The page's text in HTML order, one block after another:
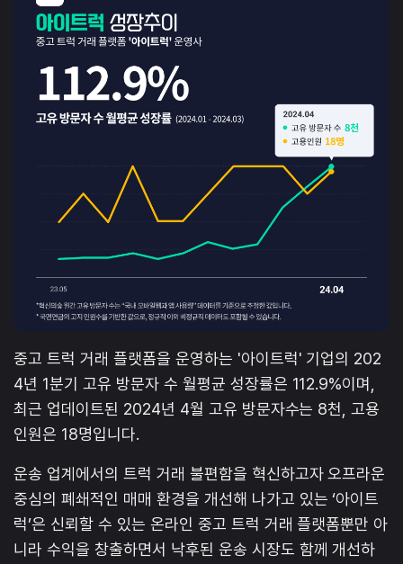
중고 트럭 거래 플랫폼을 운영하는 '아이트럭' 기업의 202
4년 1분기 고유 방문자 수 월평균 성장률은 112.9%이며,
최근 업데이트된 2024년 4월 고유 방문자수는 8천, 고용
인원은 18명입니다.
운송 업계에서의 트럭 거래 불편함을 혁신하고자 오프라운
중심의 폐쇄적인 매매 환경을 개선해 나가고 있는 ‘아이트
럭’은 신뢰할 수 있는 온라인 중고 트럭 거래 플랫폼뿐만 아
니라 수익을 창출하면서 낙후된 운송 시장도 함께 개선하